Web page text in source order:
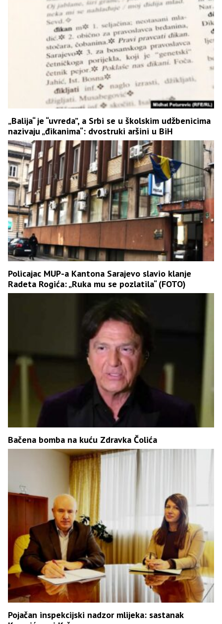
„Balija“ je “uvreda”, a Srbi se u školskim udžbenicima
nazivaju „đikanima“: dvostruki aršini u BiH
Policajac MUP-a Kantona Sarajevo slavio klanje
Radeta Rogića: „Ruka mu se pozlatila“ (FOTO)
Bačena bomba na kuću Zdravka Čolića
Pojačan inspekcijski nadzor mlijeka: sastanak